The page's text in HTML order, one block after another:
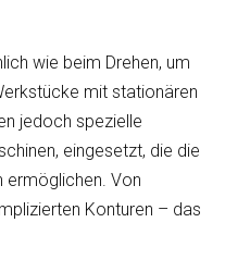
wie beim Drehen, um
mit stationären
jedoch spezielle
eingesetzt, die die
ermöglichen. Von
Konturen – das